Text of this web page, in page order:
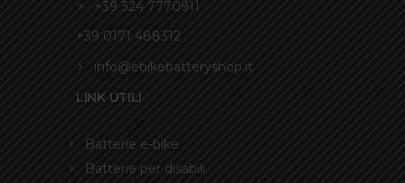
+39 324 7770911
+39 0171 488312
info@ebikebatteryshop.it
LINK UTILI
Batterie e-bike
Batterie per disabili